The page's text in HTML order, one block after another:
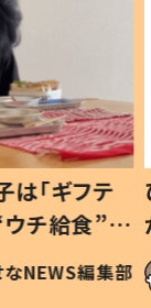
テ
”を
親
編集部
ひ孫
が、抱
「涙が
い」